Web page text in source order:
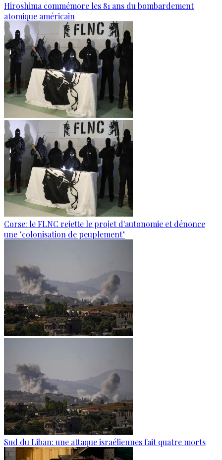
Hiroshima commémore les 81 ans du bombardement
atomique américain
Corse: le FLNC rejette le projet d'autonomie et dénonce
une "colonisation de peuplement"
Sud du Liban: une attaque israéliennes fait quatre morts